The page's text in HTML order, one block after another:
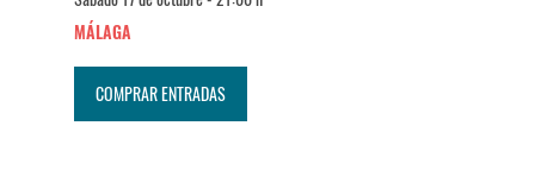
MÁLAGA
COMPRAR ENTRADAS